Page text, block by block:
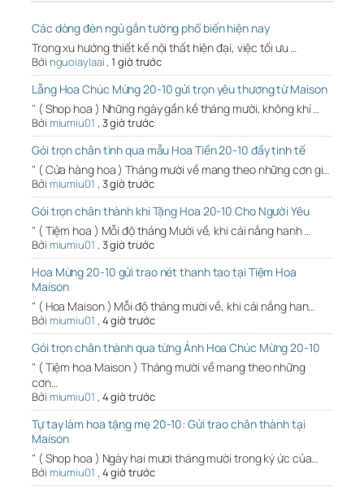
Các dòng đèn ngủ gắn tường phổ biến hiện nay
Trong xu hướng thiết kế nội thất hiện đại, việc tối ưu …
Bởi nguoiaylaai,1 giờ trước
Lẵng Hoa Chúc Mừng 20-10 gửi trọn yêu thương từ Maison
" ( Shop hoa ) Những ngày gần kề tháng mười, không khí …
Bởi miumiu01 , 3 giờ trước
Gói trọn chân tình qua mẫu Hoa Tiền 20-10 đầy tinh tế
" ( Cửa hàng hoa ) Tháng mười về mang theo những cơn gi…
Bởi miumiu01 , 3 giờ trước
Gói trọn chân thành khi Tặng Hoa 20-10 Cho Người Yêu
" ( Tiệm hoa ) Mỗi độ tháng Mười về, khi cái nắng hanh …
Bởi miumiu01 , 3 giờ trước
Hoa Mừng 20-10 gửi trao nét thanh tao tại Tiệm Hoa
Maison
" ( Hoa Maison ) Mỗi độ tháng mười về, khi cái nắng han…
Bởi miumiu01 , 4 giờ trước
Gói trọn chân thành qua từng Ảnh Hoa Chúc Mừng 20-10
" ( Tiệm hoa Maison ) Tháng mười về mang theo những
cơn…
Bởi miumiu01 , 4 giờ trước
Tự tay làm hoa tặng mẹ 20-10: Gửi trao chân thành tại
Maison
" ( Shop hoa ) Ngày hai mươi tháng mười trong ký ức của…
Bởi miumiu01 , 4 giờ trước